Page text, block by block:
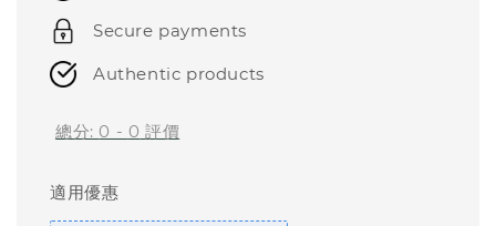
Secure payments
Authentic products
總分: 0 - 0 評價
適用優惠